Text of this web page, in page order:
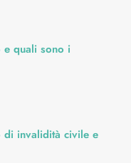
e quali sono i
di invalidità civile e